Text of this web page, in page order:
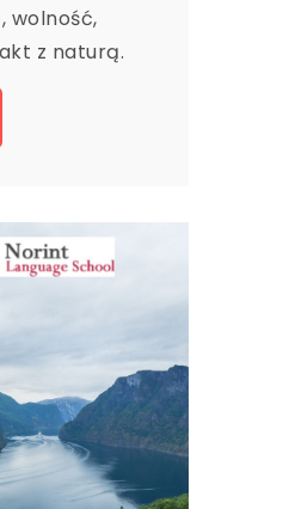
wolność,
z naturą.